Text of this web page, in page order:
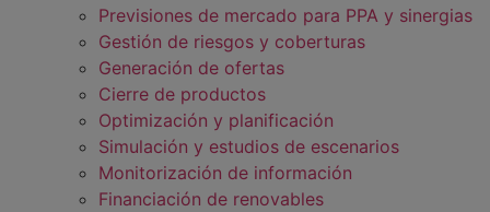
Previsiones de mercado para PPA y sinergias
Gestión de riesgos y coberturas
Generación de ofertas
Cierre de productos
Optimización y planificación
Simulación y estudios de escenarios
Monitorización de información
Financiación de renovables